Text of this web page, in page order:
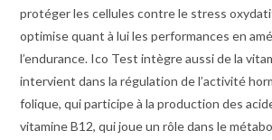
protéger les cellules contre le stress
optimise quant à lui les performances en
l’endurance. Ico Test intègre aussi de la
intervient dans la régulation de l’activité
folique, qui participe à la production des
vitamine B12, qui joue un rôle dans le